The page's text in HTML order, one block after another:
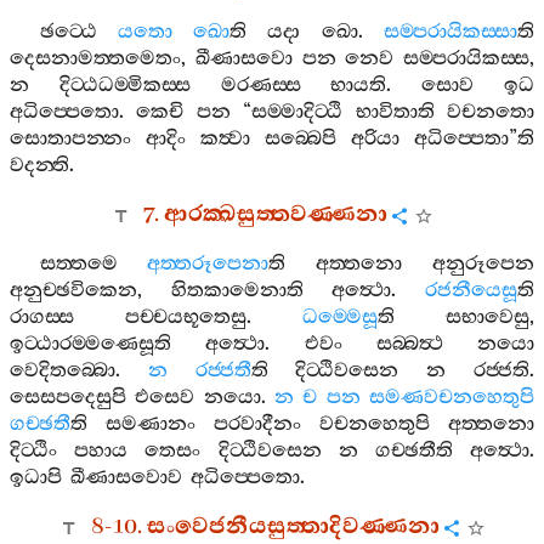
ඡට‍්ඨෙ යතො ඛොති යදා ඛො.සම‍්පරායිකස‍්සාති
දෙසනාමත‍්තමෙතං, ඛීණාසවො පන නෙව සම‍්පරායිකස‍්ස,
න
දිට‍්ඨධම‍්මිකස‍්ස මරණස‍්ස භායති.සොව
ඉධ
අධිප‍්පෙතො.කෙචි පන “සම‍්මාදිට‍්ඨි භාවිතාති වචනතො
සොතාපන‍්නං
ආදිං කත්‍වා සබ‍්බෙපි අරියා අධිප‍්පෙතා”ති
වදන‍්ති.
7.ආරක‍්ඛසුත‍්තවණ‍්ණනා
සත‍්තමෙ අත‍්තරූපෙනාති අත‍්තනො
අනුරූපෙන
අනුච‍්ඡවිකෙන, හිතකාමෙනාති අත්‍ථො.රජනීයෙසූති
රාගස‍්ස
පච‍්චයභූතෙසු. ධම‍්මෙසූති සභාවෙසු,
ඉට‍්ඨාරම‍්මණෙසූති
අත්‍ථො. එවං සබ‍්බත්‍ථ
නයො
වෙදිතබ‍්බො. න රජ‍්ජතීති දිට‍්ඨිවසෙන න රජ‍්ජති.
සෙසපදෙසුපි එසෙව නයො.න ච පන සමණවචනහෙතුපි
ගච‍්ඡතීති සමණානං පරවාදීනං වචනහෙතුපි
අත‍්තනො
දිට‍්ඨිං
පහාය තෙසං දිට‍්ඨිවසෙන න ගච‍්ඡතීති අත්‍ථො.
ඉධාපි ඛීණාසවොව අධිප‍්පෙතො.
8-10.සංවෙජනීයසුත‍්තාදිවණ‍්ණනා